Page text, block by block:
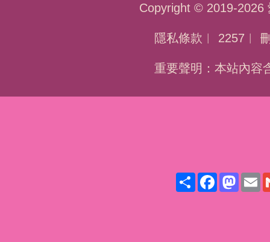
Copyright © 2019-2026
隱私條款 ︱ 2257 ︱
重要聲明：本站內容
Share